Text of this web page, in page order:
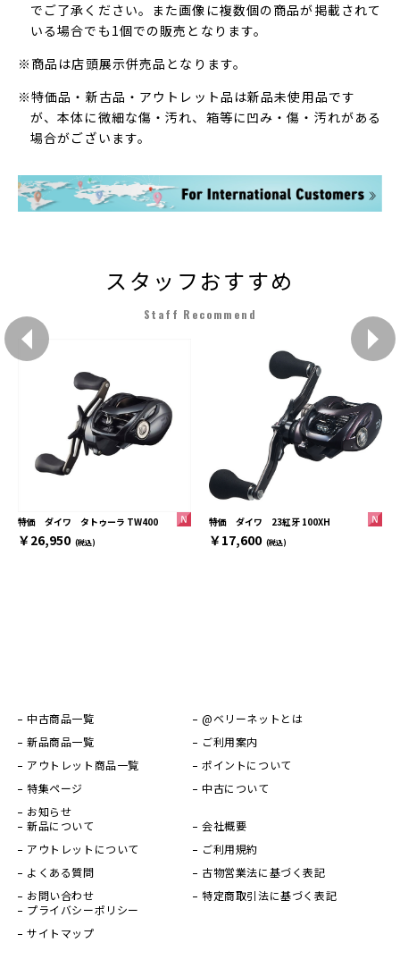
でご了承ください。また画像に複数個の商品が掲載されて
いる場合でも1個での販売となります。
※商品は店頭展示併売品となります。
※特価品・新古品・アウトレット品は新品未使用品です
が、本体に微細な傷・汚れ、箱等に凹み・傷・汚れがある
場合がございます。
スタッフおすすめ
Staff Recommend
特価 ダイワ タトゥーラ TW400
￥26,950 (税込)
特価 ダイワ 23紅牙 100XH
￥17,600 (税込)
中古商品一覧
新品商品一覧
アウトレット商品一覧
特集ページ
お知らせ
@ベリーネットとは
ご利用案内
ポイントについて
中古について
新品について
アウトレットについて
よくある質問
お問い合わせ
会社概要
ご利用規約
古物営業法に基づく表記
特定商取引法に基づく表記
プライバシーポリシー
サイトマップ